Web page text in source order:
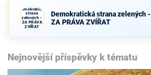
Demokratická
strana
zelených -
ZA PRÁVA
ZVÍŘAT
Demokratická strana zelených -
ZA PRÁVA ZVÍŘAT
Nejnovější příspěvky k tématu